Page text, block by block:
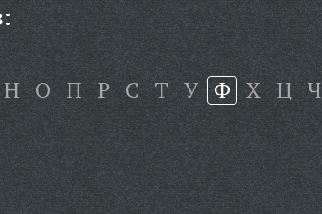
Н О П Р С Т У Ф Х Ц Ч